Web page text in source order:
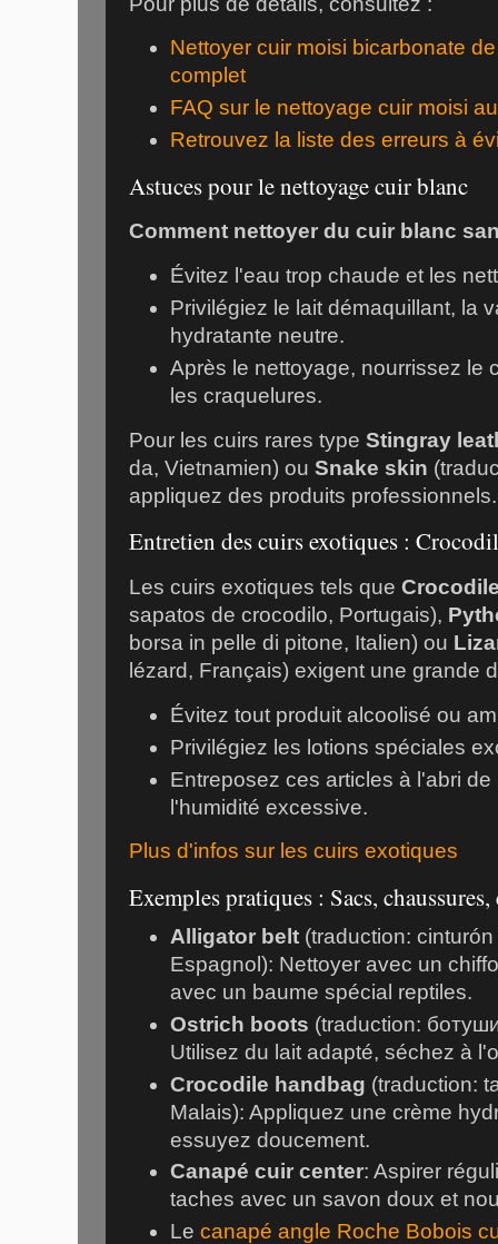
Nettoyer cuir moisi bicarbonate
complet
FAQ sur le nettoyage cuir moisi
Retrouvez la liste des erreurs à
Astuces pour le nettoyage cuir blanc
Comment nettoyer du cuir blanc
Évitez l'eau trop chaude et les
Privilégiez le lait démaquillant, la
hydratante neutre.
Après le nettoyage, nourrissez le
les craquelures.
Pour les cuirs rares type Stingray
da, Vietnamien) ou Snake skin
appliquez des produits professionnels.
Entretien des cuirs exotiques :
Les cuirs exotiques tels que
sapatos de crocodilo, Portugais),
borsa in pelle di pitone, Italien) ou
lézard, Français) exigent une grande
Évitez tout produit alcoolisé ou
Privilégiez les lotions spéciales
Entreposez ces articles à l'abri de
l'humidité excessive.
Plus d'infos sur les cuirs exotiques
Exemples pratiques : Sacs,
Alligator belt (traduction:
Espagnol): Nettoyer avec un
avec un baume spécial reptiles.
Ostrich boots (traduction:
Utilisez du lait adapté, séchez à
Crocodile handbag (traduction:
Malais): Appliquez une crème
essuyez doucement.
Canapé cuir center: Aspirer
taches avec un savon doux et
Lecanapé angle Roche Bobois